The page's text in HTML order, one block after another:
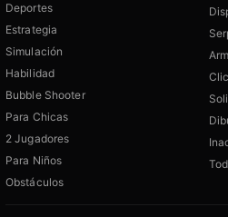
Deportes
Estrategia
Simulación
Habilidad
Bubble Shooter
Para Chicas
2 Jugadores
Para Niños
Obstáculos
Clic